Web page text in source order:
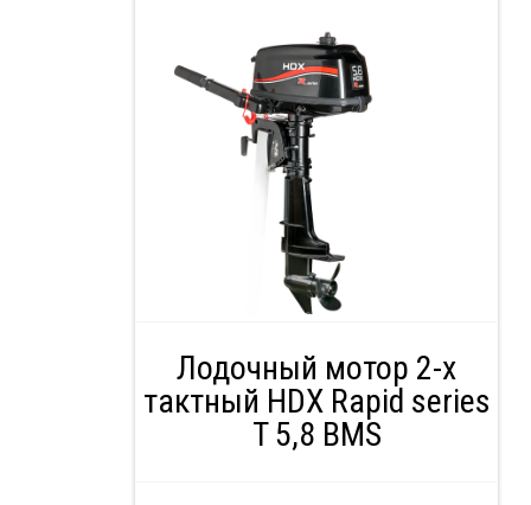
Лодочный мотор 2-х
тактный HDX Rapid series
T 5,8 BMS